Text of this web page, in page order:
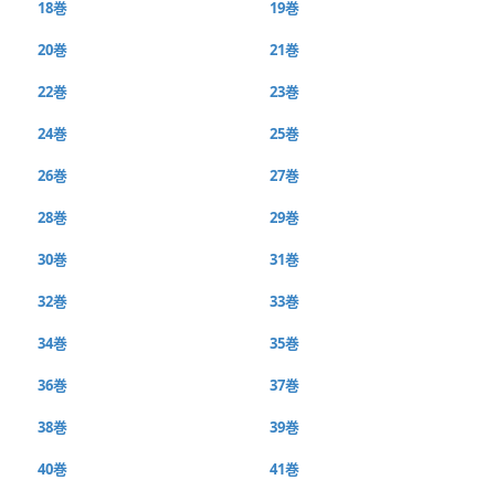
18巻 19巻
20巻 21巻
22巻 23巻
24巻 25巻
26巻 27巻
28巻 29巻
30巻 31巻
32巻 33巻
34巻 35巻
36巻 37巻
38巻 39巻
40巻 41巻